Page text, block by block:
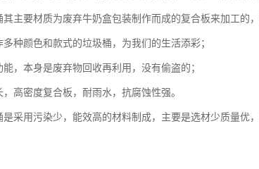
其主要材质为废弃牛奶盒包装制作而成的复合板来加工的
种颜色和款式的垃圾桶，为我们的生活添彩；
，本身是废弃物回收再利用，没有偷盗的；
高密度复合板，耐雨水，抗腐蚀性强。
是采用污染少，能效高的材料制成，主要是选材少质量优